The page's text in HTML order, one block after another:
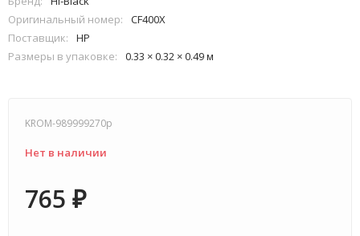
Оригинальный номер:
CF400X
Поставщик:
HP
Размеры в упаковке:
0.33 × 0.32 × 0.49 м
KROM-989999270p
Нет в наличии
765 ₽